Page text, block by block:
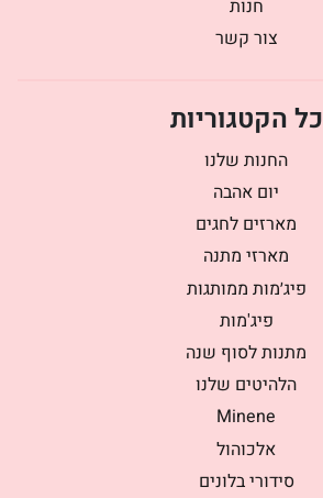
חנות
צור קשר
כל הקטגוריות
החנות שלנו
יום אהבה
מארזים לחגים
מארזי מתנה
פיג׳מות ממותגות
פיג'מות
מתנות לסוף שנה
הלהיטים שלנו
Minene
אלכוהול
סידורי בלונים